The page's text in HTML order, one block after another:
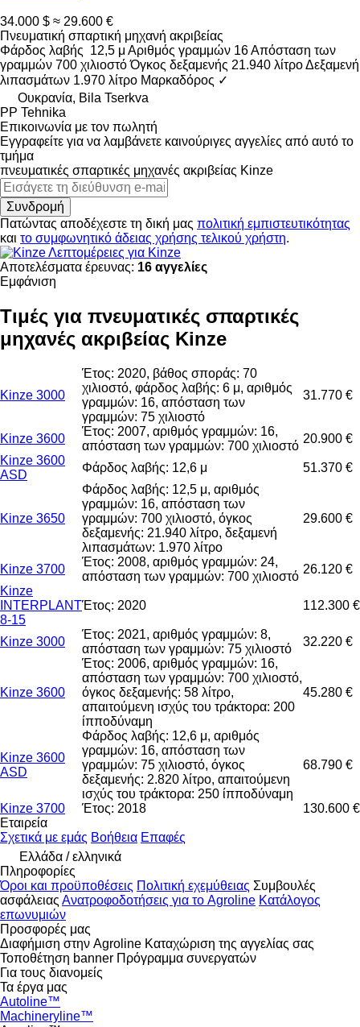
34.000 $ ≈ 29.600 €
Πνευματική σπαρτική μηχανή ακριβείας
Φάρδος λαβής 12,5 μ Αριθμός γραμμών 16Απόσταση των
γραμμών 700 χιλιοστό Όγκος δεξαμενής 21.940 λίτροΔεξαμενή
λιπασμάτων 1.970 λίτρο Μαρκαδόρος ✓
Ουκρανία, Bila Tserkva
PP Tehnika
Επικοινωνία με τον πωλητή
Εγγραφείτε για να λαμβάνετε καινούριγες αγγελίες από αυτό το
τμήμα
πνευματικές σπαρτικές μηχανές ακριβείας Kinze
Συνδρομή
Πατώντας αποδέχεστε τη δική μας πολιτική εμπιστευτικότητας
και το συμφωνητικό άδειας χρήσης τελικού χρήστη.
Λεπτομέρειες για Kinze
Αποτελέσματα έρευνας: 16 αγγελίες
Εμφάνιση
Τιμές για πνευματικές σπαρτικές
μηχανές ακριβείας Kinze
Kinze 3000
Έτος: 2020, βάθος σποράς: 70
χιλιοστό, φάρδος λαβής: 6 μ, αριθμός
γραμμών: 16, απόσταση των
γραμμών: 75 χιλιοστό
31.770 €
Kinze 3600
Έτος: 2007, αριθμός γραμμών: 16,
απόσταση των γραμμών: 700 χιλιοστό
20.900 €
Kinze 3600
ASD
Φάρδος λαβής: 12,6 μ 51.370 €
Kinze 3650
Φάρδος λαβής: 12,5 μ, αριθμός
γραμμών: 16, απόσταση των
γραμμών: 700 χιλιοστό, όγκος
δεξαμενής: 21.940 λίτρο, δεξαμενή
λιπασμάτων: 1.970 λίτρο
29.600 €
Kinze 3700
Έτος: 2008, αριθμός γραμμών: 24,
απόσταση των γραμμών: 700 χιλιοστό
26.120 €
Kinze
INTERPLANT
8-15
Έτος: 2020 112.300 €
Kinze 3000
Έτος: 2021, αριθμός γραμμών: 8,
απόσταση των γραμμών: 75 χιλιοστό
32.220 €
Kinze 3600
Έτος: 2006, αριθμός γραμμών: 16,
απόσταση των γραμμών: 700 χιλιοστό,
όγκος δεξαμενής: 58 λίτρο,
απαιτούμενη ισχύς του τράκτορα: 200
ίπποδύναμη
45.280 €
Kinze 3600
ASD
Φάρδος λαβής: 12,6 μ, αριθμός
γραμμών: 16, απόσταση των
γραμμών: 75 χιλιοστό, όγκος
δεξαμενής: 2.820 λίτρο, απαιτούμενη
ισχύς του τράκτορα: 250 ίπποδύναμη
68.790 €
Kinze 3700 Έτος: 2018
130.600 €
Εταιρεία
Σχετικά με εμάς Βοήθεια Επαφές
Ελλάδα / ελληνικά
Πληροφορίες
Όροι και προϋποθέσεις Πολιτική εχεμύθειας Συμβουλές
ασφάλειας Ανατροφοδοτήσεις για το Agroline Κατάλογος
επωνυμιών
Προσφορές μας
Διαφήμιση στην Agroline Καταχώριση της αγγελίας σας
Τοποθέτηση banner Πρόγραμμα συνεργατών
Για τους διανομείς
Τα έργα μας
Autoline™
Machineryline™